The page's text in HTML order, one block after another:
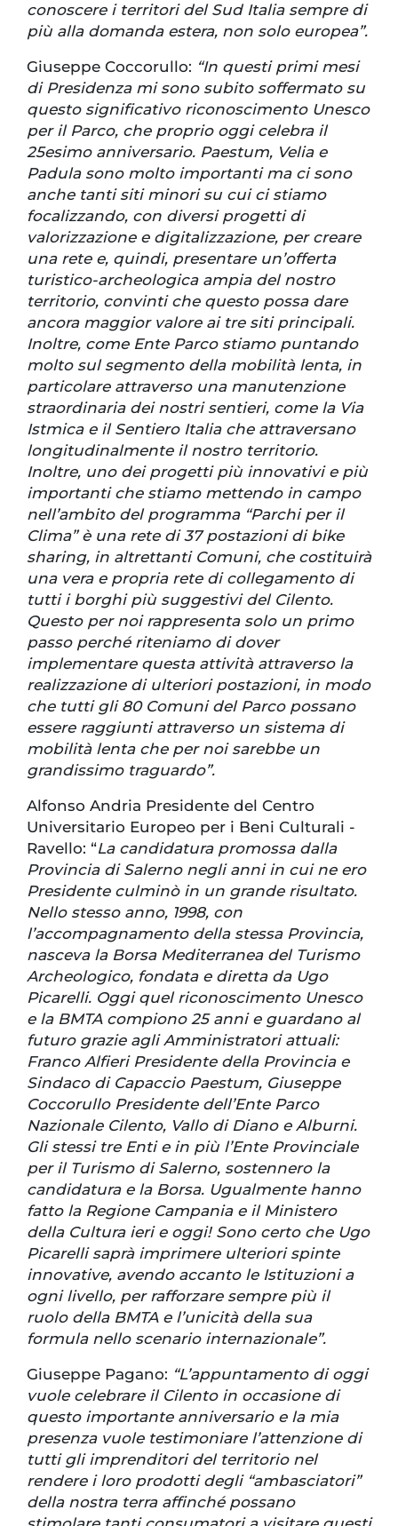
conoscere i territori del Sud Italia sempre di
più alla domanda estera, non solo europea”.
Giuseppe Coccorullo: “In questi primi mesi
di Presidenza mi sono subito soffermato su
questo significativo riconoscimento Unesco
per il Parco, che proprio oggi celebra il
25esimo anniversario. Paestum, Velia e
Padula sono molto importanti ma ci sono
anche tanti siti minori su cui ci stiamo
focalizzando, con diversi progetti di
valorizzazione e digitalizzazione, per creare
una rete e, quindi, presentare un’offerta
turistico-archeologica ampia del nostro
territorio, convinti che questo possa dare
ancora maggior valore ai tre siti principali.
Inoltre, come Ente Parco stiamo puntando
molto sul segmento della mobilità lenta, in
particolare attraverso una manutenzione
straordinaria dei nostri sentieri, come la Via
Istmica e il Sentiero Italia che attraversano
longitudinalmente il nostro territorio.
Inoltre, uno dei progetti più innovativi e più
importanti che stiamo mettendo in campo
nell’ambito del programma “Parchi per il
Clima” è una rete di 37 postazioni di bike
sharing, in altrettanti Comuni, che costituirà
una vera e propria rete di collegamento di
tutti i borghi più suggestivi del Cilento.
Questo per noi rappresenta solo un primo
passo perché riteniamo di dover
implementare questa attività attraverso la
realizzazione di ulteriori postazioni, in modo
che tutti gli 80 Comuni del Parco possano
essere raggiunti attraverso un sistema di
mobilità lenta che per noi sarebbe un
grandissimo traguardo”.
Alfonso Andria Presidente del Centro
Universitario Europeo per i Beni Culturali -
Ravello: “La candidatura promossa dalla
Provincia di Salerno negli anni in cui ne ero
Presidente culminò in un grande risultato.
Nello stesso anno, 1998, con
l’accompagnamento della stessa Provincia,
nasceva la Borsa Mediterranea del Turismo
Archeologico, fondata e diretta da Ugo
Picarelli. Oggi quel riconoscimento Unesco
e la BMTA compiono 25 anni e guardano al
futuro grazie agli Amministratori attuali:
Franco Alfieri Presidente della Provincia e
Sindaco di Capaccio Paestum, Giuseppe
Coccorullo Presidente dell’Ente Parco
Nazionale Cilento, Vallo di Diano e Alburni.
Gli stessi tre Enti e in più l’Ente Provinciale
per il Turismo di Salerno, sostennero la
candidatura e la Borsa. Ugualmente hanno
fatto la Regione Campania e il Ministero
della Cultura ieri e oggi! Sono certo che Ugo
Picarelli saprà imprimere ulteriori spinte
innovative, avendo accanto le Istituzioni a
ogni livello, per rafforzare sempre più il
ruolo della BMTA e l’unicità della sua
formula nello scenario internazionale”.
Giuseppe Pagano: “L’appuntamento di oggi
vuole celebrare il Cilento in occasione di
questo importante anniversario e la mia
presenza vuole testimoniare l’attenzione di
tutti gli imprenditori del territorio nel
rendere i loro prodotti degli “ambasciatori”
della nostra terra affinché possano